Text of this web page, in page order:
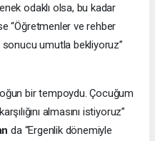
odaklı olsa, bu kadar
“Öğretmenler ve rehber
umutla bekliyoruz”
bir tempoydu. Çocuğum
almasını istiyoruz”
da “Ergenlik dönemiyle